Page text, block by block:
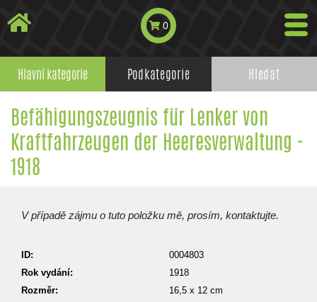
0
Hlavní kategorie Podkategorie Hledat
Befähigungszeugnis für Lenker von
Kraftfahrzeugen der Heeresverwaltung -
1918
V případě zájmu o tuto položku mě, prosím, kontaktujte.
ID:
0004803
Rok vydání:
1918
Rozměr:
16,5 x 12 cm